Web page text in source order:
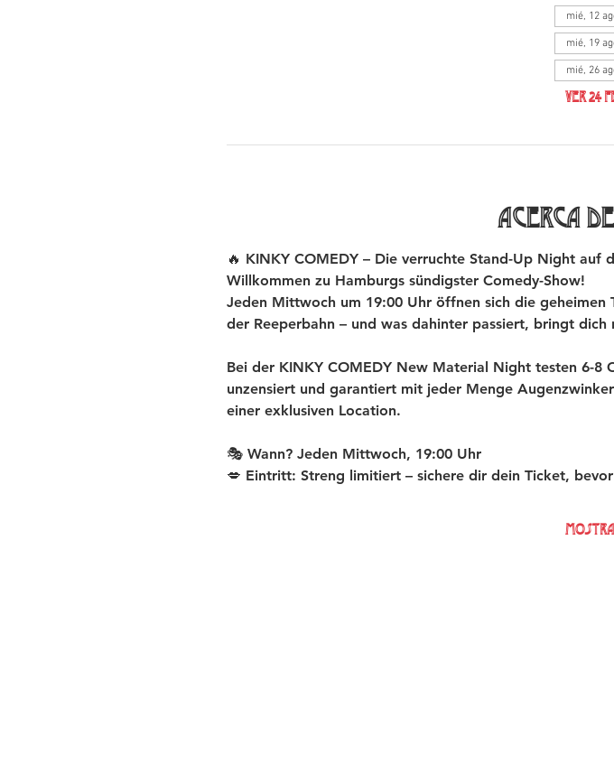
mié, 12
mié, 19
mié, 26
Ver 24
Acerca
🔥 KINKY COMEDY – Die verruchte Stand-Up Night auf
Willkommen zu Hamburgs sündigster Comedy-Show!
Jeden Mittwoch um 19:00 Uhr öffnen sich die geheimen
der Reeperbahn – und was dahinter passiert, bringt
Bei der KINKY COMEDY New Material Night testen 6-8
unzensiert und garantiert mit jeder Menge
einer exklusiven Location.
🎭 Wann? Jeden Mittwoch, 19:00 Uhr
💋 Eintritt: Streng limitiert – sichere dir dein Ticket,